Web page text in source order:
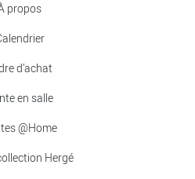
propos
d’achat
en salle
@Home
Hergé